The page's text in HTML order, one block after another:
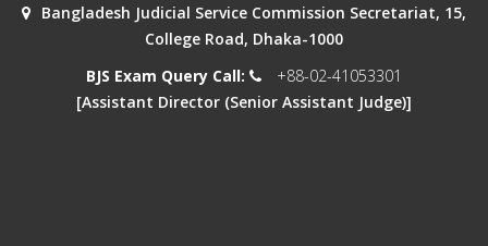
Bangladesh Judicial Service Commission Secretariat, 15,
College Road, Dhaka-1000
BJS Exam Query Call:
+88-02-41053301
[Assistant Director (Senior Assistant Judge)]